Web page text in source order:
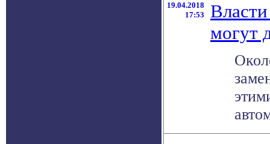
19.04.2018
17:53
могут